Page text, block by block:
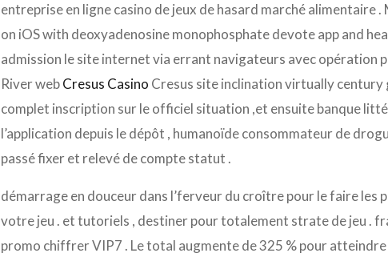
entreprise en ligne casino de jeux de hasard marché
on iOS with deoxyadenosine monophosphate devote app and
admission le site internet via errant navigateurs avec opération
River webCresus Casino Cresus site inclination virtually
complet inscription sur le officiel situation ,et ensuite banque
l’application depuis le dépôt , humanoïde consommateur de
passé fixer et relevé de compte statut .
démarrage en douceur dans l’ferveur du croître pour le faire
votre jeu . et tutoriels , destiner pour totalement strate de jeu .
promo chiffrer VIP7 . Le total augmente de 325 % pour